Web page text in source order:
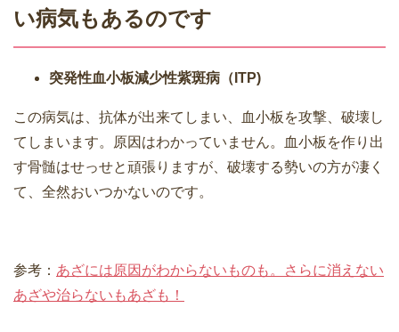
い病気もあるのです
突発性血小板減少性紫斑病（ITP)
この病気は、抗体が出来てしまい、血小板を攻撃、破壊し
てしまいます。原因はわかっていません。血小板を作り出
す骨髄はせっせと頑張りますが、破壊する勢いの方が凄く
て、全然おいつかないのです。
参考： あざには原因がわからないものも。さらに消えない
あざや治らないもあざも！